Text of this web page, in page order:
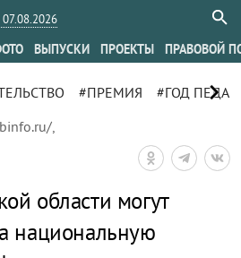
ВЫПУСКИ ПРОЕКТЫ ПРАВОВОЙ
#ПРЕМИЯ #ГОД chevron_right
,
области могут
национальную